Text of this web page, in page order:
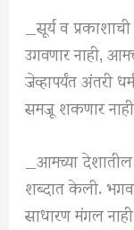
_सूर्य व
उगवणार नाही,
जेव्हापर्यंत अंतरी
समजू शकणार
_आमच्या देशातील
शब्दात केली.
साधारण मंगल